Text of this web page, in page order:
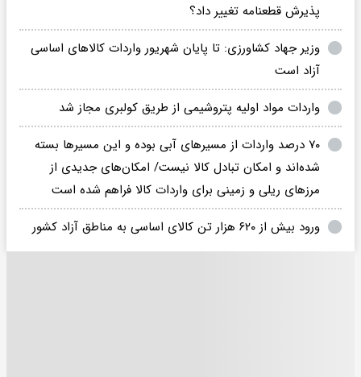
پذیرش قطعنامه تغییر داد؟
وزیر جهاد کشاورزی: تا پایان شهریور واردات کالاهای اساسی
آزاد است
واردات مواد اولیه پتروشیمی از طریق کولبری مجاز شد
۷۰ درصد واردات از مسیرهای آبی بوده و این مسیرها بسته
شده‌اند و امکان تبادل کالا نیست/ امکان‌های جدیدی از
مرزهای ریلی و زمینی برای واردات کالا فراهم شده است
ورود بیش از ۶۲۰ هزار تن کالای اساسی به مناطق آزاد کشور